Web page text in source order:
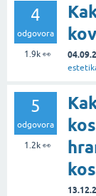
4
odgovora
1.9k👀
5
odgovora
1.2k👀